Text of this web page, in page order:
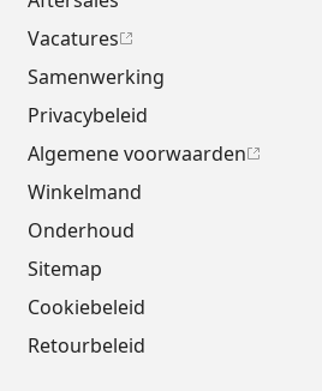
Vacatures
Samenwerking
Privacybeleid
Algemene voorwaarden
Winkelmand
Onderhoud
Sitemap
Cookiebeleid
Retourbeleid